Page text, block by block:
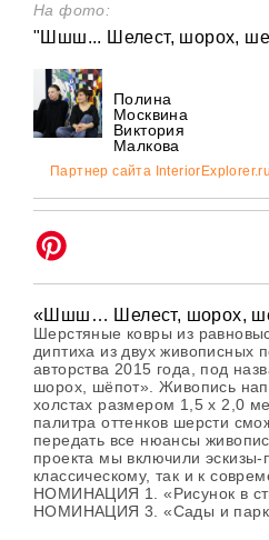
На фото:
"Шшш... Шелест, шорох,
Полина
Москвина
Виктория
Малкова
Партнер сайта InteriorExplorer.ru
«Шшш… Шелест, шорох,
Шерстяные ковры из
диптиха из двух живописных
авторства 2015 года, под
шорох, шёпот». Живопись
холстах размером 1,5 х 2,0
палитра оттенков шерсти
передать все нюансы
проекта мы включили эскизы-
классическому, так и к
НОМИНАЦИЯ 1. «Рисунок в
НОМИНАЦИЯ 3. «Сады и